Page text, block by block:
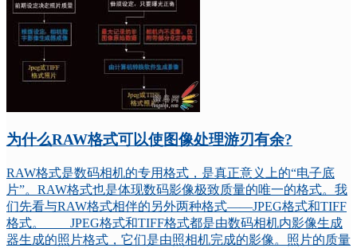
为什么RAW格式可以使图像处理游刃有余?
RAW格式是数码相机的专用格式，是真正意义上的“电子底
片”。RAW格式也是体现数码影像极致质量的唯一的格式。我
们先看与RAW格式相伴的另外两种格式——JPEG格式和TIFF
格式。 JPEG格式和TIFF格式都是由数码相机内影像生成
器生成的照片格式，它们是由照相机完成的影像。照片的质量